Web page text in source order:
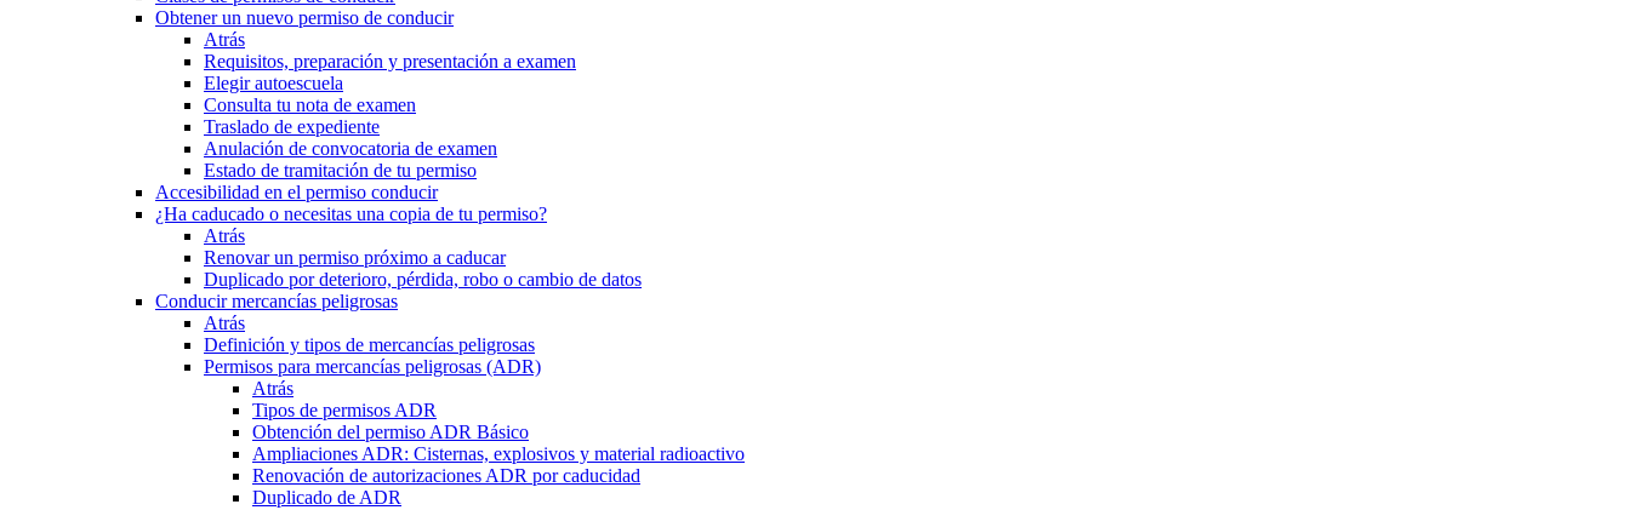
Obtener un nuevo permiso de conducir
Atrás
Requisitos, preparación y presentación a examen
Elegir autoescuela
Consulta tu nota de examen
Traslado de expediente
Anulación de convocatoria de examen
Estado de tramitación de tu permiso
Accesibilidad en el permiso conducir
¿Ha caducado o necesitas una copia de tu permiso?
Atrás
Renovar un permiso próximo a caducar
Duplicado por deterioro, pérdida, robo o cambio de datos
Conducir mercancías peligrosas
Atrás
Definición y tipos de mercancías peligrosas
Permisos para mercancías peligrosas (ADR)
Atrás
Tipos de permisos ADR
Obtención del permiso ADR Básico
Ampliaciones ADR: Cisternas, explosivos y material radioactivo
Renovación de autorizaciones ADR por caducidad
Duplicado de ADR